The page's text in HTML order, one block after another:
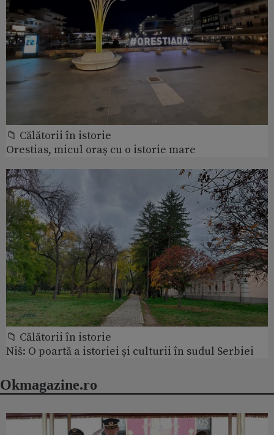
📁 Călătorii în istorie
Orestias, micul oraș cu o istorie mare
📁 Călătorii în istorie
Niš: O poartă a istoriei și culturii în sudul Serbiei
Okmagazine.ro